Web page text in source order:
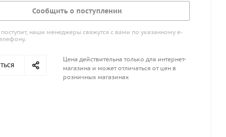
Сообщить о поступлении
поступит, наши менеджеры свяжутся с вами по указанному е-
Цена действительна только для интернет-
магазина и может отличаться от цен в
розничных магазинах